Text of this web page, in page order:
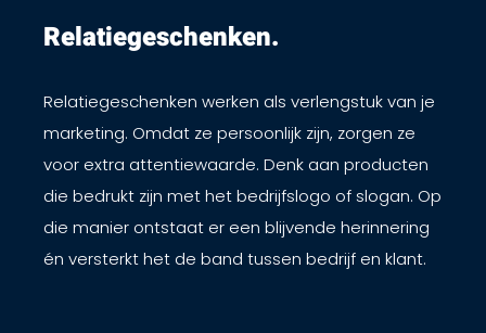
Relatiegeschenken. ​
Relatiegeschenken werken als verlengstuk van je
marketing. Omdat ze persoonlijk zijn, zorgen ze
voor extra attentiewaarde. Denk aan producten
die bedrukt zijn met het bedrijfslogo of slogan. Op
die manier ontstaat er een blijvende herinnering
én versterkt het de band tussen bedrijf en klant.